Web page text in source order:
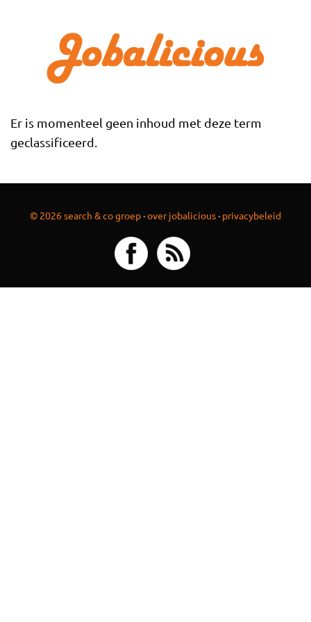
Er is momenteel geen inhoud met deze term
geclassificeerd.
© 2026 search & co groep ·over jobalicious · privacybeleid